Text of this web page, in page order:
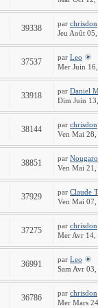
39338 par chrisdon
Jeu Août
37537 par Leo
Mer Juin
33918 par Daniel
Dim Juin
38144 par chrisdon
Ven Mai
38851 par Nougaro
Ven Mai
37929 par Claude T
Ven Mai
37275 par chrisdon
Mer Avr 14,
36991 par Leo
Sam Avr
36786 par chrisdon
Mer Mars